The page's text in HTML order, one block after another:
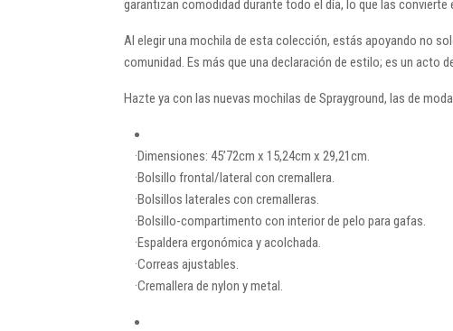
garantizan comodidad durante todo el día, lo que las
Al elegir una mochila de esta colección, estás apoyando no
comunidad. Es más que una declaración de estilo; es un acto
Hazte ya con las nuevas mochilas de Sprayground, las de
·Dimensiones: 45’72cm x 15,24cm x 29,21cm.
·Bolsillo frontal/lateral con cremallera.
·Bolsillos laterales con cremalleras.
·Bolsillo-compartimento con interior de pelo para gafas.
·Espaldera ergonómica y acolchada.
·Correas ajustables.
·Cremallera de nylon y metal.